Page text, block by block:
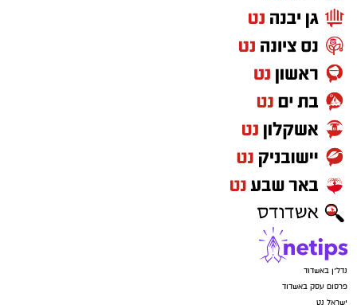
נדל"ן באשדוד
פרסום עסק באשדוד
ישראל נט